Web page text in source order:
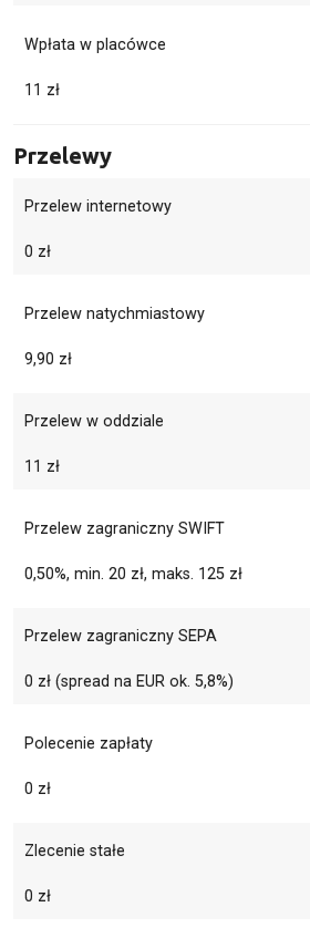
Wpłata w placówce
11 zł
Przelewy
Przelew internetowy
0 zł
Przelew natychmiastowy
9,90 zł
Przelew w oddziale
11 zł
Przelew zagraniczny SWIFT
0,50%, min. 20 zł, maks. 125 zł
Przelew zagraniczny SEPA
0 zł (spread na EUR ok. 5,8%)
Polecenie zapłaty
0 zł
Zlecenie stałe
0 zł